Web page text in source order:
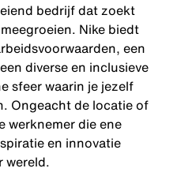
bedrijf dat zoekt
Nike biedt
een
diverse en inclusieve
sfeer waarin je jezelf
Ongeacht de locatie of
werknemer die ene
en innovatie
wereld.